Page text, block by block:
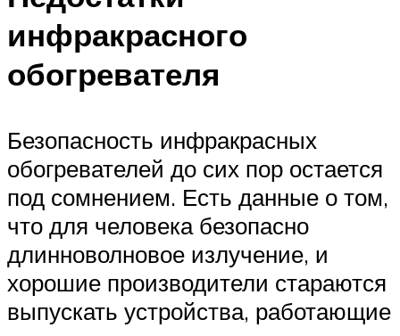
инфракрасного
обогревателя
Безопасность инфракрасных
обогревателей до сих пор остается
под сомнением. Есть данные о том,
что для человека безопасно
длинноволновое излучение, и
хорошие производители стараются
выпускать устройства, работающие